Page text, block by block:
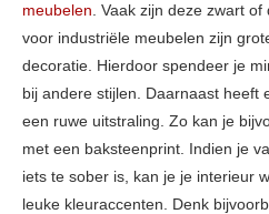
meubelen . Vaak zijn deze zwart
voor industriële meubelen zijn
decoratie. Hierdoor spendeer je
bij andere stijlen. Daarnaast heeft
een ruwe uitstraling. Zo kan je
met een baksteenprint. Indien je
iets te sober is, kan je je interieur
leuke kleuraccenten. Denk